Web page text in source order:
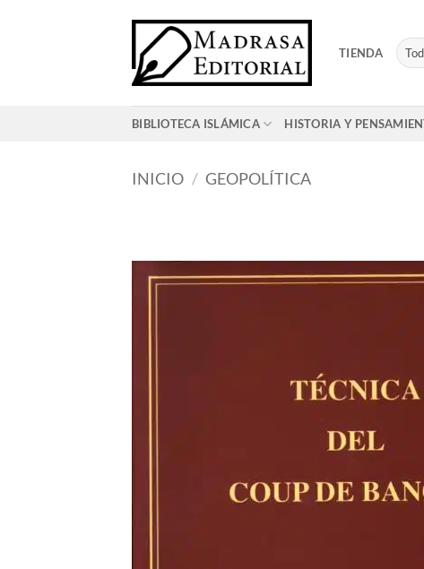
TIENDA
BIBLIOTECA ISLÁMICA HISTORIA Y
INICIO / GEOPOLÍTICA